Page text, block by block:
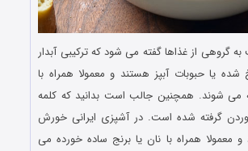
گروهی از غذاها گفته می ‌شود که ترکیبی آبدار
یا حبوبات آبپز هستند و معمولا همراه با
می ‌شوند. همچنین جالب است بدانید که کلمه
گرفته شده است. در آشپزی ایرانی خورش
و معمولا همراه با نان یا برنج ساده خورده می